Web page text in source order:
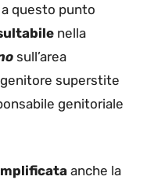
questo punto
nella
sull’area
superstite
genitoriale
anche la